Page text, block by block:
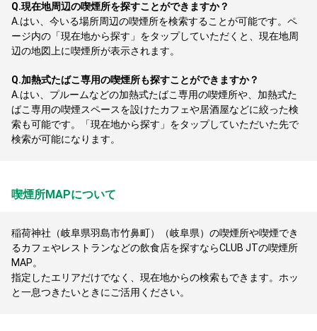
Q.現在地周辺の喫煙所を探すことができますか？
A. はい、今いる場所周辺の喫煙所を検索することが可能です。ペ
ージ内の「現在地から探す」をタップしていただくと、現在地周
辺の地図上に喫煙所が表示されます。
Q.加熱式たばこ専用の喫煙所も探すことができますか？
A. はい、プルームなどの加熱式たばこ専用の喫煙所や、加熱式た
ばこ専用の喫煙スペースを設けたカフェや居酒屋などに絞った検
索も可能です。「現在地から探す」をタップしていただいた先で
検索が可能になります。
喫煙所MAPについて
稲荷神社（岐阜県羽島市竹鼻町）（岐阜県）の喫煙所や喫煙でき
るカフェやレストランなどの飲食店を探すならCLUB JTの喫煙所
MAP。
指定したエリアだけでなく、現在地からの検索もできます。ホッ
と一息つきたいときにご活用ください。